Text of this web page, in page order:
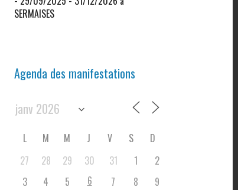
SERMAISES
Agenda des manifestations
L M M J V S
D
27
28 29 30 31 1
2
3
4 5 6 7 8
9